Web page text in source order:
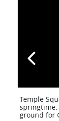
Temple
ground for